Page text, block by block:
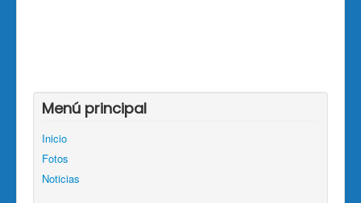
Menú principal
Inicio
Fotos
Noticias